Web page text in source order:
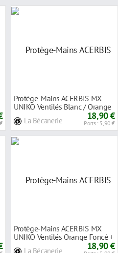
Protège-Mains ACERBIS MX
UNIKO Ventilés Blanc / Orange
La Bécanerie 18,90 €
Ports : 5,90 €
Protège-Mains ACERBIS MX
UNIKO Ventilés Orange Foncé +
La Bécanerie 18,90 €